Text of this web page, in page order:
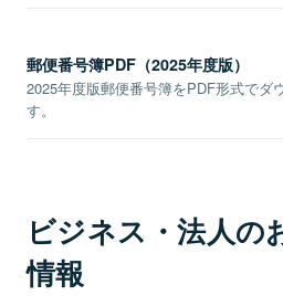
郵便番号簿PDF（2025年度版）
2025年度版郵便番号簿をPDF形式でダ
す。
ビジネス・法人の
情報